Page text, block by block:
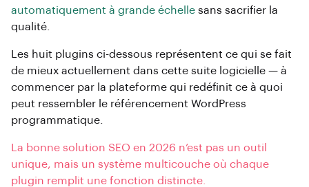
automatiquement à grande échelle sans sacrifier la
qualité.
Les huit plugins ci-dessous représentent ce qui se fait
de mieux actuellement dans cette suite logicielle — à
commencer par la plateforme qui redéfinit ce à quoi
peut ressembler le référencement WordPress
programmatique.
La bonne solution SEO en 2026 n’est pas un outil
unique, mais un système multicouche où chaque
plugin remplit une fonction distincte.